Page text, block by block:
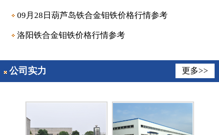
09月28日葫芦岛铁合金钼铁价格行情参考
洛阳铁合金钼铁价格行情参考
公司实力 更多>>